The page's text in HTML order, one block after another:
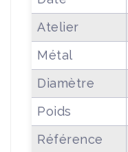
Atelier
Métal
Diamètre
Poids
Référence